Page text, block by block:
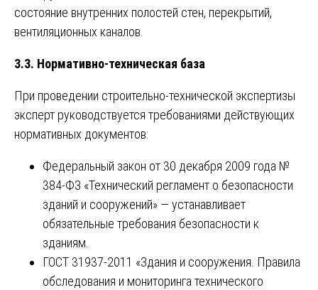
состояние внутренних полостей стен, перекрытий,
вентиляционных каналов.
3.3. Нормативно-техническая база
При проведении строительно-технической экспертизы
эксперт руководствуется требованиями действующих
нормативных документов:
Федеральный закон от 30 декабря 2009 года №
384-ФЗ «Технический регламент о безопасности
зданий и сооружений» — устанавливает
обязательные требования безопасности к
зданиям.
ГОСТ 31937-2011 «Здания и сооружения. Правила
обследования и мониторинга технического